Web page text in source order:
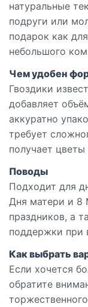
натуральные
подруги или
подарок как
небольшого
Чем удобен
Гвоздики
добавляет
аккуратно
требует
получает
Поводы
Подходит для
Дня матери и 8
праздников, а
поддержки при
Как выбрать
Если хочется
обратите